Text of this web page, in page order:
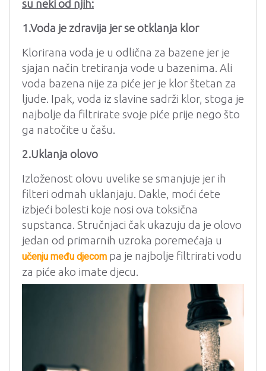
su neki od njih:
1.Voda je zdravija jer se otklanja klor
Klorirana voda je u odlična za bazene jer je
sjajan način tretiranja vode u bazenima. Ali
voda bazena nije za piće jer je klor štetan za
ljude. Ipak, voda iz slavine sadrži klor, stoga je
najbolje da filtrirate svoje piće prije nego što
ga natočite u čašu.
2.Uklanja olovo
Izloženost olovu uvelike se smanjuje jer ih
filteri odmah uklanjaju. Dakle, moći ćete
izbjeći bolesti koje nosi ova toksična
supstanca. Stručnjaci čak ukazuju da je olovo
jedan od primarnih uzroka poremećaja u
učenju među djecom pa je najbolje filtrirati vodu
za piće ako imate djecu.